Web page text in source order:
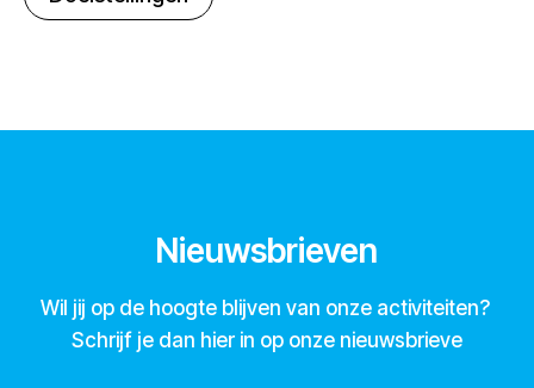
Nieuwsbrieven
Wil jij op de hoogte blijven van onze activiteiten?
Schrijf je dan hier in op onze nieuwsbrieve